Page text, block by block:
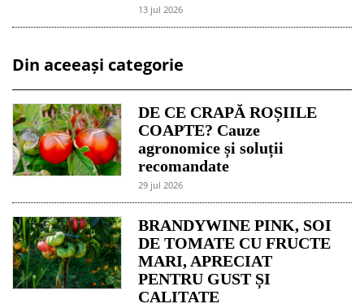
13 jul 2026
Din aceeași categorie
DE CE CRAPĂ ROȘIILE
COAPTE? Cauze
agronomice și soluții
recomandate
29 jul 2026
BRANDYWINE PINK, SOI
DE TOMATE CU FRUCTE
MARI, APRECIAT
PENTRU GUST ȘI
CALITATE